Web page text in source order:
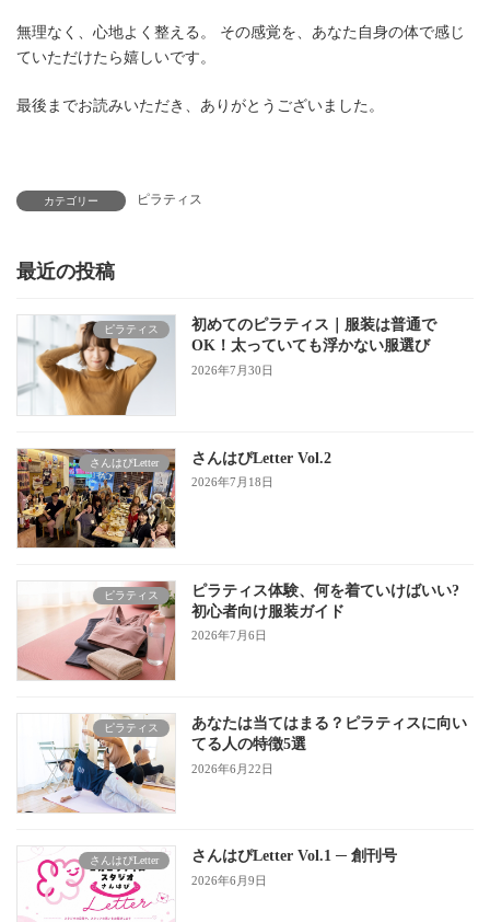
無理なく、心地よく整える。 その感覚を、あなた自身の体で感じ
ていただけたら嬉しいです。
最後までお読みいただき、ありがとうございました。
カテゴリー ピラティス
最近の投稿
ピラティス
初めてのピラティス｜服装は普通で
OK！太っていても浮かない服選び
2026年7月30日
さんはぴLetter さんはぴLetter Vol.2
2026年7月18日
ピラティス
ピラティス体験、何を着ていけばいい?
初心者向け服装ガイド
2026年7月6日
ピラティス
あなたは当てはまる？ピラティスに向い
てる人の特徴5選
2026年6月22日
さんはぴLetter さんはぴLetter Vol.1 ─ 創刊号
2026年6月9日